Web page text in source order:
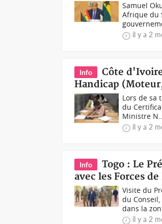
Samuel
Afrique du
il y a 2
Info
Côte
Handicap
Lors de sa
du
Ministre
il y a 2
Info
Togo : Le
avec les Forces
Visite du
du
dans la
il y a 2